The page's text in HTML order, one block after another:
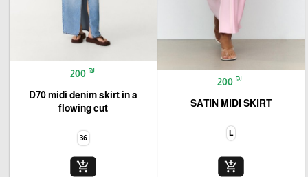
200 ₪
SATIN MIDI SKIRT
L
add_shopping_cart
200 ₪
D70 midi denim skirt in a
flowing cut
36
add_shopping_cart